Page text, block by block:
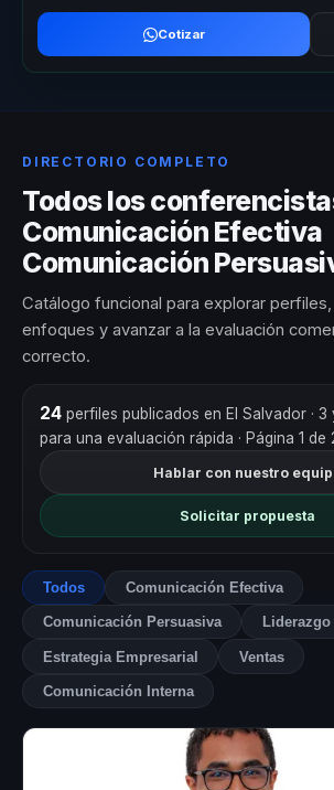
Cotizar
DIRECTORIO COMPLETO
Todos los
Comunicación Efectiva
Comunicación
Catálogo funcional para explorar
enfoques y avanzar a la evaluación
correcto.
24perfiles publicados en El Salvador ·
para una evaluación rápida · Página 1 de
Hablar con nuestro
Solicitar propuesta
Todos Comunicación Efectiva
Comunicación Persuasiva Liderazgo
Estrategia Empresarial Ventas
Comunicación Interna